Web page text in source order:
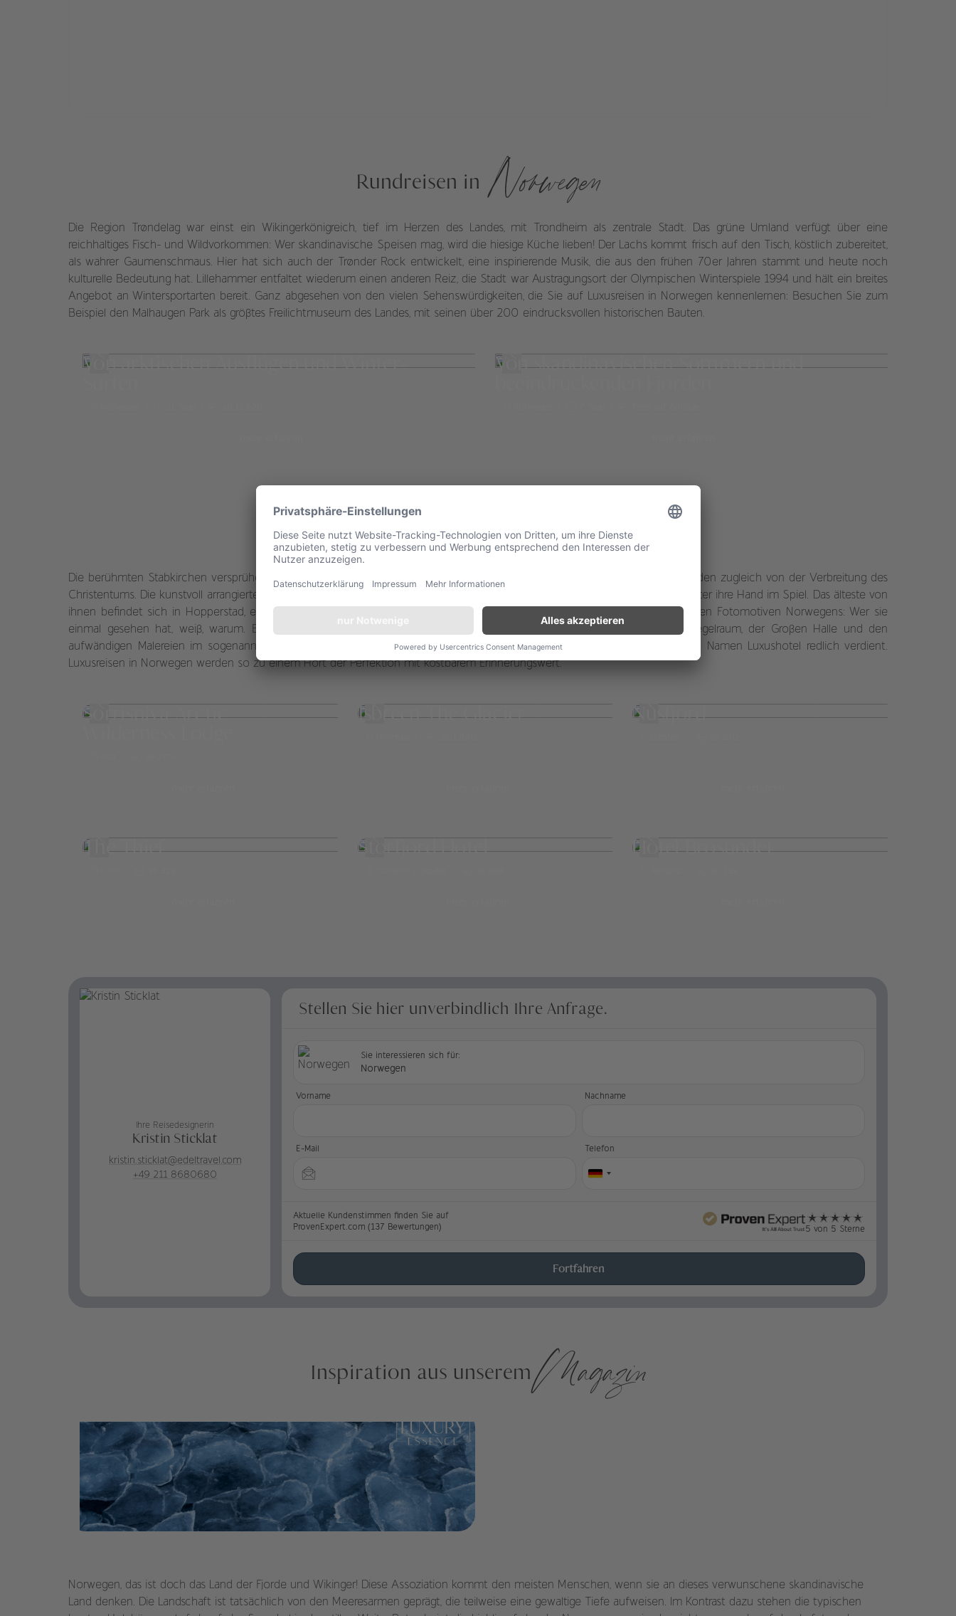
Rundreisen in Norwegen
Die Region Trøndelag war einst ein Wikingerkönigreich, tief im Herzen des Landes, mit Trondheim als zentrale Stadt. Das grüne Umland verfügt über eine
reichhaltiges Fisch- und Wildvorkommen: Wer skandinavische Speisen mag, wird die hiesige Küche lieben! Der Lachs kommt frisch auf den Tisch, köstlich zubereitet,
als wahrer Gaumenschmaus. Hier hat sich auch der Trønder Rock entwickelt, eine inspirierende Musik, die aus den frühen 70er Jahren stammt und heute noch
kulturelle Bedeutung hat. Lillehammer entfaltet wiederum einen anderen Reiz, die Stadt war Austragungsort der Olympischen Winterspiele 1994 und hält ein breites
Angebot an Wintersportarten bereit. Ganz abgesehen von den vielen Sehenswürdigkeiten, die Sie auf Luxusreisen in Norwegen kennenlernen: Besuchen Sie zum
Beispiel den Malhaugen Park als größtes Freilichtmuseum des Landes, mit seinen über 200 eindrucksvollen historischen Bauten.
Von arktischen Ausflügen und Winter-
Von skandinavischen Sommern und
Luxushotels inNorwegen
Die berühmten Stabkirchen versprühen ein ganz besonderes Flair, sie bergen die Erinnerung an alte Wikingerzeiten und künden zugleich von der Verbreitung des
Christentums. Die kunstvoll arrangierten Holzbauwerke sind für ihre mystische Wirkung bekannt, als hätten die nordischen Götter ihre Hand im Spiel. Das älteste von
ihnen befindet sich in Hopperstad, es stammt aus dem Jahr 1130. Die Black Church in Borgund gehört zu den begehrtesten Fotomotiven Norwegens: Wer sie
einmal gesehen hat, weiß, warum. Besuchen Sie im Kontrast dazu das prächtige Königsschloss in Oslo mit seinem Spiegelraum, der Großen Halle und den
aufwändigen Malereien im sogenannte Vogelraum. Auch Sie selbst residieren in einer Art Schloss, einem Domizil, das den Namen Luxushotel redlich verdient.
Luxusreisen in Norwegen werden so zu einem Hort der Perfektion mit kostbarem Erinnerungswert.
Sorrisniva Arctic
Isbreen The Glacier Nusfjord
The Thief Storfjord Hotel Hotel Brosundet
Ihre Reisedesignerin
Kristin Sticklat
kristin.sticklat@edeltravel.com
+49 211 8680680
Stellen Sie hier unverbindlich Ihre Anfrage.
Sie interessieren sich für:
Norwegen
Vorname Nachname
E-Mail Telefon
Aktuelle Kundenstimmen finden Sie auf
ProvenExpert.com (137 Bewertungen)
5 von 5 Sterne
Fortfahren
Inspiration aus unserem Magazin
Once in a Lifetime: Till
Bruneckers einmaliges
Nordpol-Erlebnis
im Magazin weiterlesen
Norwegen, das ist doch das Land der Fjorde und Wikinger! Diese Assoziation kommt den meisten Menschen, wenn sie an dieses verwunschene skandinavische
Land denken. Die Landschaft ist tatsächlich von den Meeresarmen geprägt, die teilweise eine gewaltige Tiefe aufweisen. Im Kontrast dazu stehen die typischen